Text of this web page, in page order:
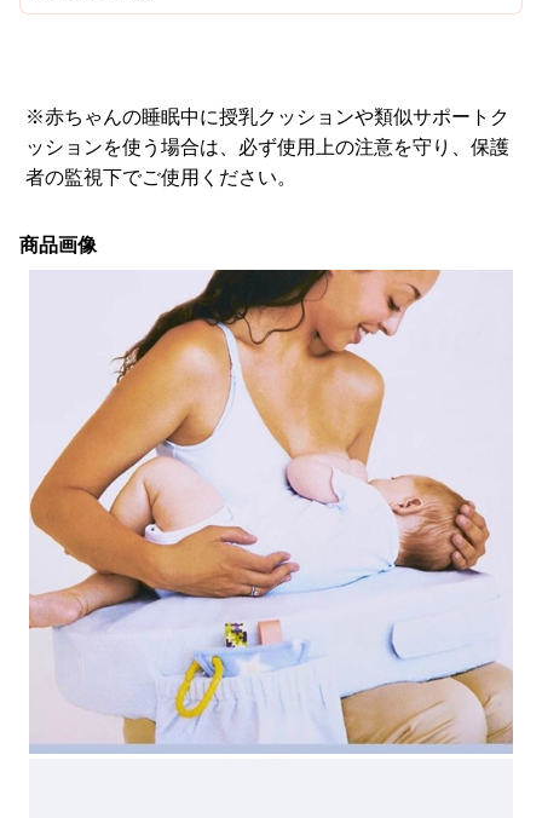
※赤ちゃんの睡眠中に授乳クッションや類似サポートク
ッションを使う場合は、必ず使用上の注意を守り、保護
者の監視下でご使用ください。
商品画像